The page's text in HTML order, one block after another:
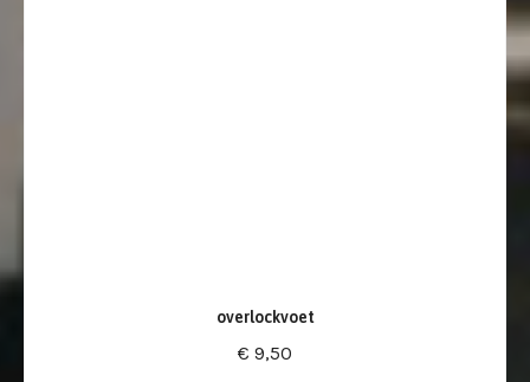
overlockvoet
€ 9,50